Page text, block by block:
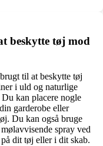
beskytte tøj mod
til at beskytte tøj
i uld og naturlige
kan placere nogle
garderobe eller
Du kan også bruge
spray ved
dit tøj eller i dit skab.